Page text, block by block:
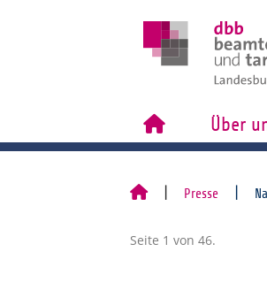
Über
Presse
Seite 1 von 46.